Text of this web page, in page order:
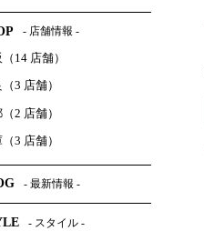
- 店舗情報 -
14 店舗）
3 店舗）
2 店舗）
3 店舗）
- 最新情報 -
- スタイル -